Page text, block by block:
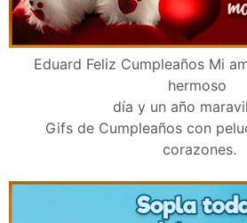
Eduard Feliz Cumpleaños Mi
hermoso
día y un año
Gifs de Cumpleaños con
corazones.